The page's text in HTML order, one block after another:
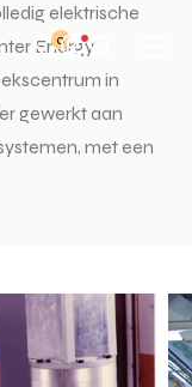
0
elektrische
Energy
in
gewerkt aan
met een